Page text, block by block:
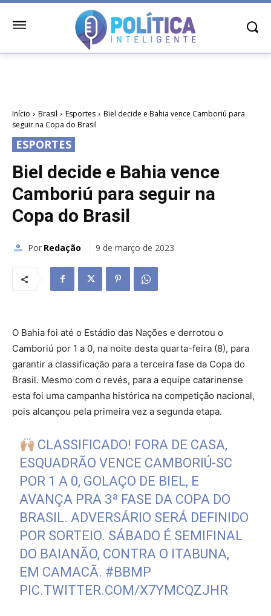
Início Brasil Esportes
Biel decide e Bahia vence Camboriú para
seguir na Copa do Brasil
ESPORTES
Biel decide e Bahia vence
Camboriú para seguir na
Copa do Brasil
Por Redação 9 de março de 2023
O Bahia foi até o Estádio das Nações e derrotou o
Camboriú por 1 a 0, na noite desta quarta-feira (8), para
garantir a classificação para a terceira fase da Copa do
Brasil. Mesmo com o revés, para a equipe catarinense
esta foi uma campanha histórica na competição nacional,
pois alcançou pela primeira vez a segunda etapa.
CLASSIFICADO! FORA DE CASA,
ESQUADRÃO VENCE CAMBORIÚ-SC
POR 1 A 0, GOLAÇO DE BIEL, E
AVANÇA PRA 3ª FASE DA COPA DO
BRASIL. ADVERSÁRIO SERÁ DEFINIDO
POR SORTEIO. SÁBADO É SEMIFINAL
DO BAIANÃO, CONTRA O ITABUNA,
EM CAMACÃ. #BBMP
PIC.TWITTER.COM/X7YMCQZJHR